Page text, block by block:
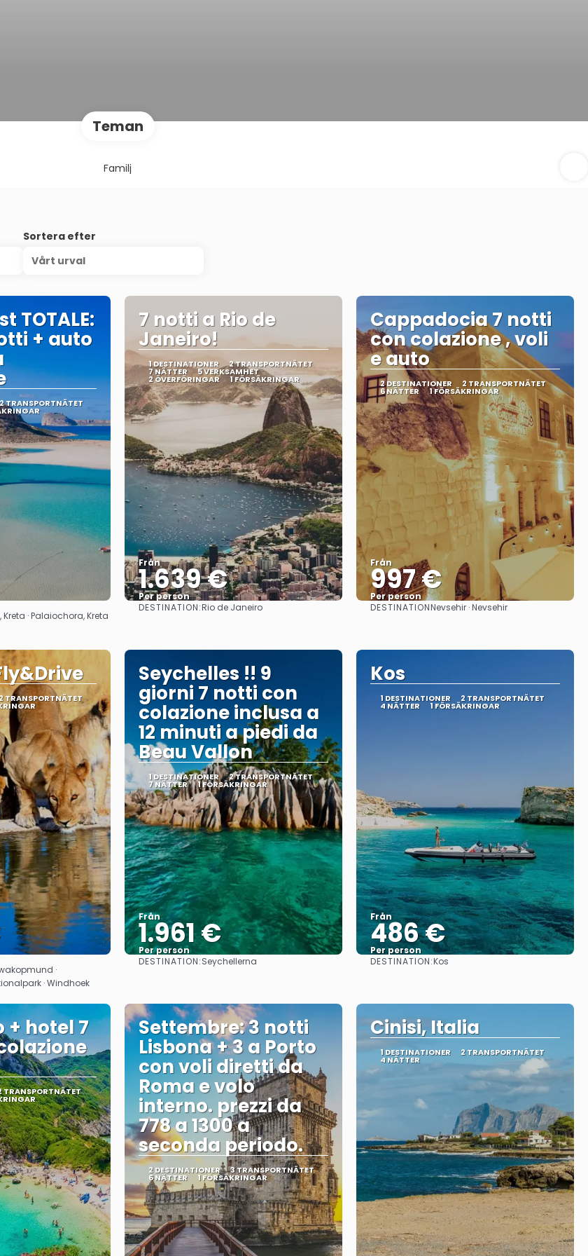
Teman
Familj
Sortera efter
Vårt urval
TOTALE:
+ auto
TRANSPORTNÄTET
· Palaiochora, Kreta
7 notti a Rio de
Janeiro!
1 DESTINATIONER 2 TRANSPORTNÄTET
7 NÄTTER 5 VERKSAMHET
2 ÖVERFÖRINGAR 1 FÖRSÄKRINGAR
Från
1.639 €
Per person
Se
DESTINATION:Rio de Janeiro
Cappadocia 7 notti
con colazione , voli
e auto
2 DESTINATIONER 2 TRANSPORTNÄTET
6 NÄTTER 1 FÖRSÄKRINGAR
Från
997 €
Per person
Se
DESTINATIONNevsehir · Nevsehir
2 TRANSPORTNÄTET
·
· Windhoek
Seychelles !! 9
giorni 7 notti con
colazione inclusa a
12 minuti a piedi da
Beau Vallon
1 DESTINATIONER 2 TRANSPORTNÄTET
7 NÄTTER 1 FÖRSÄKRINGAR
Från
1.961 €
Per person
Se
DESTINATION:Seychellerna
Kos
1 DESTINATIONER 2 TRANSPORTNÄTET
4 NÄTTER 1 FÖRSÄKRINGAR
Från
486 €
Per person
DESTINATION:Kos
+ hotel 7
TRANSPORTNÄTET
Settembre: 3 notti
Lisbona + 3 a Porto
con voli diretti da
Roma e volo
interno. prezzi da
778 a 1300 a
seconda periodo.
2 DESTINATIONER 3 TRANSPORTNÄTET
6 NÄTTER 1 FÖRSÄKRINGAR
Cinisi, Italia
1 DESTINATIONER 2 TRANSPORTNÄTET
4 NÄTTER